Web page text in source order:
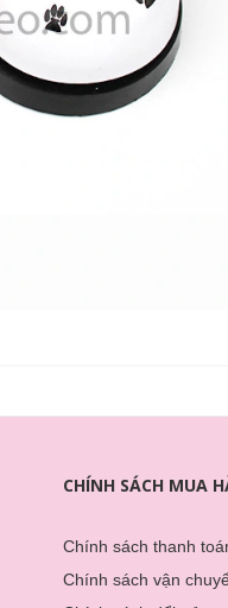
CHÍNH SÁCH MUA
Chính sách thanh
Chính sách vận